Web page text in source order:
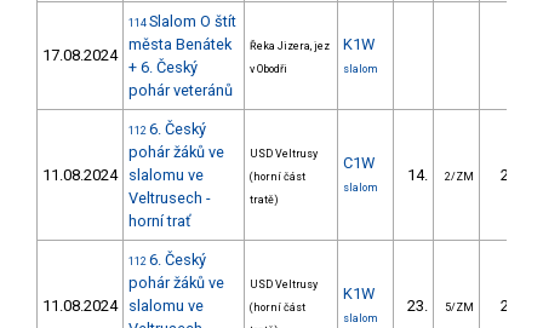
17.08.2024
114 Slalom O štít
města Benátek
+ 6. Český
pohár veteránů
Řeka Jizera, jez
v Obodři
K1W
slalom
11.08.2024
112 6. Český
pohár žáků ve
slalomu ve
Veltrusech -
horní trať
USD Veltrusy
(horní část
tratě)
C1W
slalom
14. 2/ZM 25.77
11.08.2024
112 6. Český
pohár žáků ve
slalomu ve
USD Veltrusy
(horní část
K1W
slalom
23. 5/ZM 29.33